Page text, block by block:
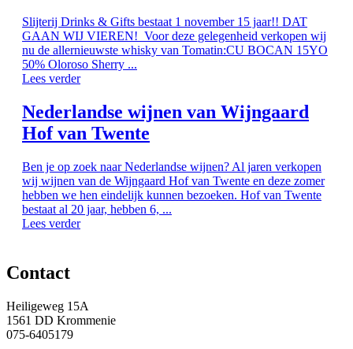
Slijterij Drinks & Gifts bestaat 1 november 15 jaar!! DAT
GAAN WIJ VIEREN! Voor deze gelegenheid verkopen wij
nu de allernieuwste whisky van Tomatin:CU BOCAN 15YO
50% Oloroso Sherry ...
Lees verder
Nederlandse wijnen van Wijngaard
Hof van Twente
Ben je op zoek naar Nederlandse wijnen? Al jaren verkopen
wij wijnen van de Wijngaard Hof van Twente en deze zomer
hebben we hen eindelijk kunnen bezoeken. Hof van Twente
bestaat al 20 jaar, hebben 6, ...
Lees verder
Contact
Heiligeweg 15A
1561 DD Krommenie
075-6405179